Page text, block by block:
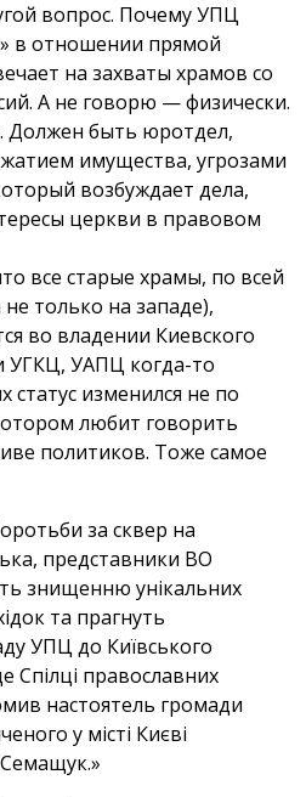
вопрос. Почему УПЦ
в отношении прямой
на захваты храмов со
А не говорю — физически.
Должен быть юротдел,
имущества, угрозами
возбуждает дела,
церкви в правовом
все старые храмы, по всей
только на западе),
во владении Киевского
УГКЦ, УАПЦ когда-то
изменился не по
любит говорить
политиков. Тоже самое
за сквер на
представники ВО
знищенню унікальних
та прагнуть
УПЦ до Київського
Спілці православних
настоятель громади
у місті Києві